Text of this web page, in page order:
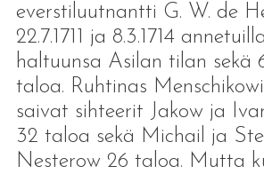
everstiluutnantti G. W. de
22.7.1711 ja 8.3.1714
haltuunsa Asilan tilan sekä
taloa. Ruhtinas
saivat sihteerit Jakow ja
32 taloa sekä Michail ja
Nesterow 26 taloa. Mutta